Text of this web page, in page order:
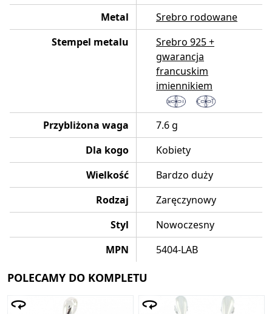
Metal
Srebro rodowane
Stempel metalu
Srebro 925 +
gwarancja
francuskim
imiennikiem
Przybliżona waga
7.6 g
Dla kogo
Kobiety
Wielkość
Bardzo duży
Rodzaj
Zaręczynowy
Styl
Nowoczesny
MPN
5404-LAB
POLECAMY DO KOMPLETU